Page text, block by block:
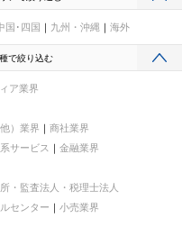
国･四国 九州・沖縄 海外
で絞り込む
ア業界
）業界
商社業界
サービス
金融業界
・監査法人・税理士法人
センター
小売業界